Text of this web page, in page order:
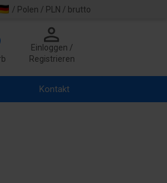
/ Polen / PLN / brutto
Einloggen /
Registrieren
Kontakt